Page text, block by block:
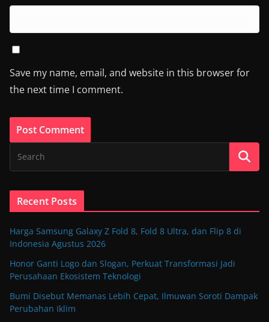
Save my name, email, and website in this browser for
the next time I comment.
Recent Posts
Harga Samsung Galaxy Z Fold 8, Fold 8 Ultra, dan Flip 8 di
Indonesia Agustus 2026
Honor Ganti Logo dan Slogan, Perkuat Transformasi Jadi
Perusahaan Ekosistem Teknologi
Bumi Disebut Memanas Lebih Cepat, Ilmuwan Soroti Dampak
Perubahan Iklim